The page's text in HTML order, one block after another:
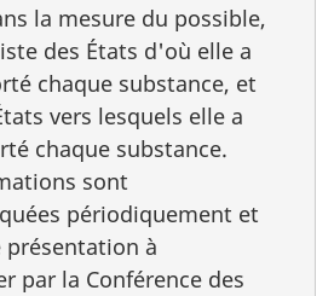
la mesure du possible,
des États d'où elle a
chaque substance, et
vers lesquels elle a
chaque substance.
sont
périodiquement et
présentation à
par la Conférence des